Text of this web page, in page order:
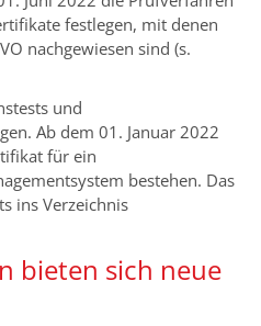
festlegen, mit denen
nachgewiesen sind (s.
und
Ab dem 01. Januar 2022
für ein
bestehen. Das
ins Verzeichnis
bieten sich neue